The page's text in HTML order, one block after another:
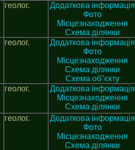
геолог.
Додаткова інформація
Фото
Місцезнаходження
Схема ділянки
геолог.
Додаткова інформація
Фото
Місцезнаходження
Схема ділянки
Схема об"єкту
геолог.
Додаткова інформація
Місцезнаходження
Схема ділянки
геолог.
Додаткова інформація
Фото
Місцезнаходження
Схема ділянки